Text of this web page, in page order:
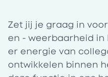
Zet jij je graag in
en - weerbaarheid in
er energie van
ontwikkelen binnen